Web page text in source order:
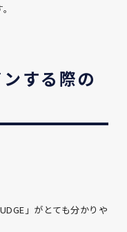
する際の
」がとても分かりや